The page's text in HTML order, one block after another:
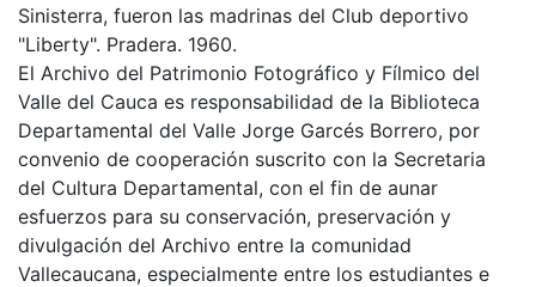
Sinisterra, fueron las madrinas del Club deportivo
"Liberty". Pradera. 1960.
El Archivo del Patrimonio Fotográfico y Fílmico del
Valle del Cauca es responsabilidad de la Biblioteca
Departamental del Valle Jorge Garcés Borrero, por
convenio de cooperación suscrito con la Secretaria
del Cultura Departamental, con el fin de aunar
esfuerzos para su conservación, preservación y
divulgación del Archivo entre la comunidad
Vallecaucana, especialmente entre los estudiantes e